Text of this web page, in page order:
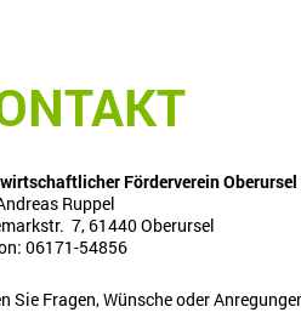
Förderverein Oberursel
Ruppel
7, 61440 Oberursel
06171-54856
Sie Fragen, Wünsche oder